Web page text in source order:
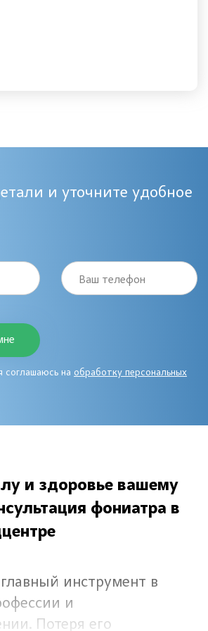
и уточните удобное
Ваш телефон
соглашаюсь на обработку персональных
и здоровье вашему
фониатра в
инструмент в
и
Потеря его